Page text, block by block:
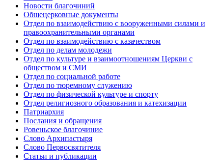
Новости благочиний
Общецерковные документы
Отдел по взаимодействию с вооруженными силами и
правоохранительными органами
Отдел по взаимодействию с казачеством
Отдел по делам молодежи
Отдел по культуре и взаимоотношениям Церкви с
обществом и СМИ
Отдел по социальной работе
Отдел по тюремному служению
Отдел по физической культуре и спорту
Отдел религиозного образования и катехизации
Патриархия
Послания и обращения
Ровеньское благочиние
Слово Архипастыря
Слово Первосвятителя
Статьи и публикации